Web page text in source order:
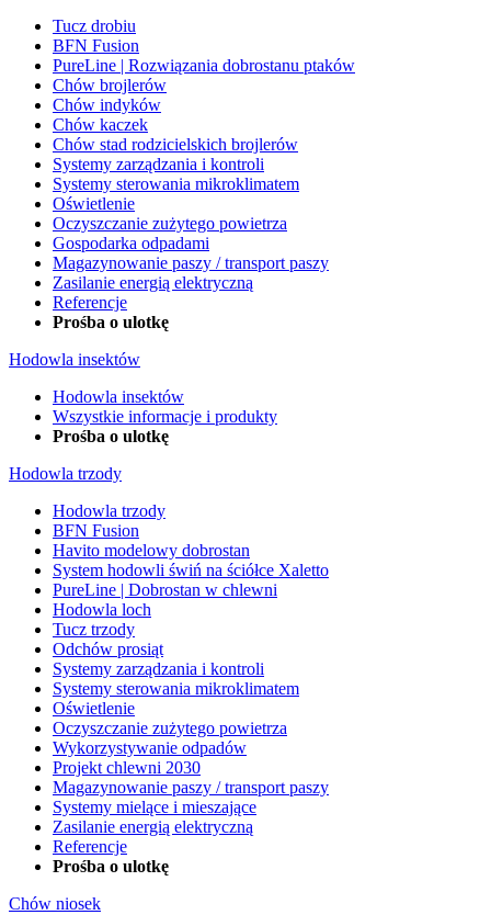
Tucz drobiu
BFN Fusion
PureLine | Rozwiązania dobrostanu ptaków
Chów brojlerów
Chów indyków
Chów kaczek
Chów stad rodzicielskich brojlerów
Systemy zarządzania i kontroli
Systemy sterowania mikroklimatem
Oświetlenie
Oczyszczanie zużytego powietrza
Gospodarka odpadami
Magazynowanie paszy / transport paszy
Zasilanie energią elektryczną
Referencje
Prośba o ulotkę
Hodowla insektów
Hodowla insektów
Wszystkie informacje i produkty
Prośba o ulotkę
Hodowla trzody
Hodowla trzody
BFN Fusion
Havito modelowy dobrostan
System hodowli świń na ściółce Xaletto
PureLine | Dobrostan w chlewni
Hodowla loch
Tucz trzody
Odchów prosiąt
Systemy zarządzania i kontroli
Systemy sterowania mikroklimatem
Oświetlenie
Oczyszczanie zużytego powietrza
Wykorzystywanie odpadów
Projekt chlewni 2030
Magazynowanie paszy / transport paszy
Systemy mielące i mieszające
Zasilanie energią elektryczną
Referencje
Prośba o ulotkę
Chów niosek